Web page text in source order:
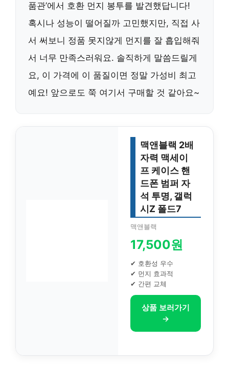
품관’에서 호환 먼지 봉투를 발견했답니다!
혹시나 성능이 떨어질까 고민했지만, 직접 사
서 써보니 정품 못지않게 먼지를 잘 흡입해줘
서 너무 만족스러워요. 솔직하게 말씀드릴게
요, 이 가격에 이 품질이면 정말 가성비 최고
예요! 앞으로도 쭉 여기서 구매할 것 같아요~
맥앤블랙 2배
자력 맥세이
프 케이스 핸
드폰 범퍼 자
석 투명, 갤럭
시Z 폴드7
맥앤블랙
17,500원
✔ 호환성 우수
✔ 먼지 효과적
✔ 간편 교체
상품 보러가기
→